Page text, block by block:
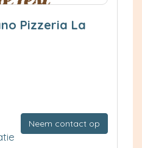
Pizzeria La
Neem contact op